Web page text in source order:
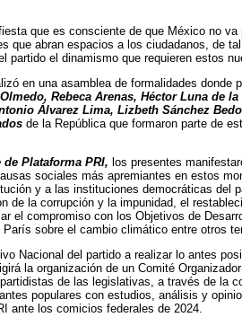
que es consciente de que México no
que abran espacios a los ciudadanos, de
partido el dinamismo que requieren estos
en una asamblea de formalidades donde
Rebeca Arenas, Héctor Luna de
Álvarez Lima, Lizbeth Sánchez
de la República que formaron parte de
Plataforma PRI, los presentes
sociales más apremiantes en estos
y a las instituciones democráticas del
de la corrupción y la impunidad, el
el compromiso con los Objetivos de
sobre el cambio climático entre otros
Nacional del partido a realizar lo antes
la organización de un Comité
de las legislativas, a través de la
populares con estudios, análisis y
ante los comicios federales de 2024.